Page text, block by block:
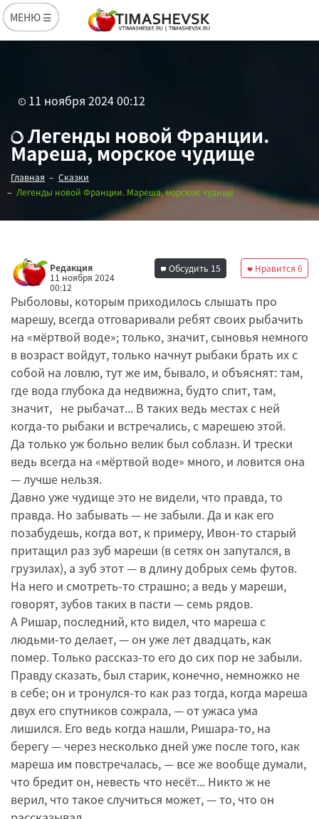
МЕНЮ ☰
11 ноября 2024 00:12
Легенды новой Франции.
Мареша, морское чудище
Главная
Сказки
Легенды новой Франции. Мареша, морское чудище
Редакция
11 ноября 2024
00:12
Нравится 6
Обсудить 15
Рыболовы, которым приходилось слышать про
марешу, всегда отговаривали ребят своих рыбачить
на «мёртвой воде»; только, значит, сыновья немного
в возраст войдут, только начнут рыбаки брать их с
собой на ловлю, тут же им, бывало, и объяснят: там,
где вода глубока да недвижна, будто спит, там,
значит, не рыбачат... В таких ведь местах с ней
когда-то рыбаки и встречались, с марешею этой.
Да только уж больно велик был соблазн. И трески
ведь всегда на «мёртвой воде» много, и ловится она
— лучше нельзя.
Давно уже чудище это не видели, что правда, то
правда. Но забывать — не забыли. Да и как его
позабудешь, когда вот, к примеру, Ивон-то старый
притащил раз зуб мареши (в сетях он запутался, в
грузилах), а зуб этот — в длину добрых семь футов.
На него и смотреть-то страшно; а ведь у мареши,
говорят, зубов таких в пасти — семь рядов.
А Ришар, последний, кто видел, что мареша с
людьми-то делает, — он уже лет двадцать, как
помер. Только рассказ-то его до сих пор не забыли.
Правду сказать, был старик, конечно, немножко не
в себе; он и тронулся-то как раз тогда, когда мареша
двух его спутников сожрала, — от ужаса ума
лишился. Его ведь когда нашли, Ришара-то, на
берегу — через несколько дней уже после того, как
мареша им повстречалась, — все же вообще думали,
что бредит он, невесть что несёт... Никто ж не
верил, что такое случиться может, — то, что он